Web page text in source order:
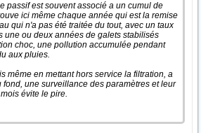
passif est souvent associé a un cumul de
ici même chaque année qui est la remise
qui n'a pas été traitée du tout, avec un taux
une ou deux années de galets stabilisés
choc, une pollution accumulée pendant
aux pluies.
même en mettant hors service la filtration, a
une surveillance des paramètres et leur
évite le pire.